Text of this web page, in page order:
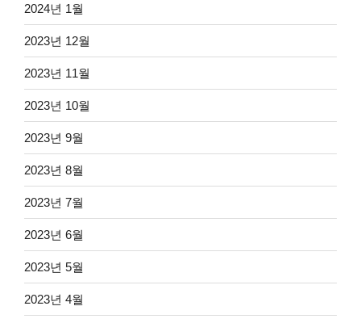
2024년 1월
2023년 12월
2023년 11월
2023년 10월
2023년 9월
2023년 8월
2023년 7월
2023년 6월
2023년 5월
2023년 4월